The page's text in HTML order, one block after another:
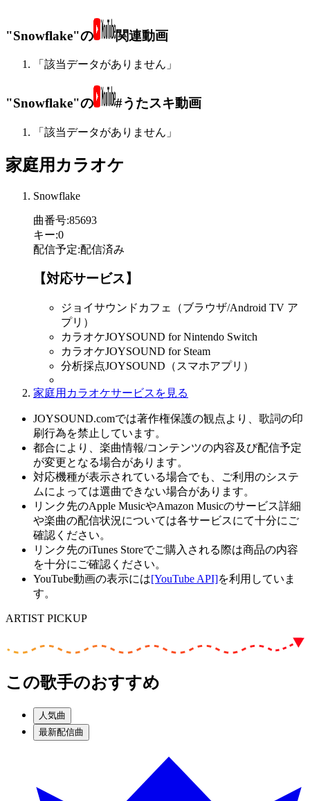
"Snowflake"の 関連動画
「該当データがありません」
"Snowflake"の #うたスキ動画
「該当データがありません」
家庭用カラオケ
Snowflake
曲番号:85693
キー:0
配信予定:配信済み
【対応サービス】
ジョイサウンドカフェ（ブラウザ/Android TV ア
プリ）
カラオケJOYSOUND for Nintendo Switch
カラオケJOYSOUND for Steam
分析採点JOYSOUND（スマホアプリ）
家庭用カラオケサービスを見る
JOYSOUND.comでは著作権保護の観点より、歌詞の印
刷行為を禁止しています。
都合により、楽曲情報/コンテンツの内容及び配信予定
が変更となる場合があります。
対応機種が表示されている場合でも、ご利用のシステ
ムによっては選曲できない場合があります。
リンク先のApple MusicやAmazon Musicのサービス詳細
や楽曲の配信状況については各サービスにて十分にご
確認ください。
リンク先のiTunes Storeでご購入される際は商品の内容
を十分にご確認ください。
YouTube動画の表示には[YouTube API]を利用していま
す。
ARTIST PICKUP
この歌手のおすすめ
人気曲
最新配信曲